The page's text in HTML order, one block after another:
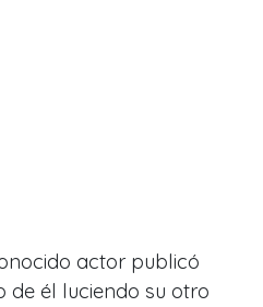
actor publicó
de él luciendo su otro